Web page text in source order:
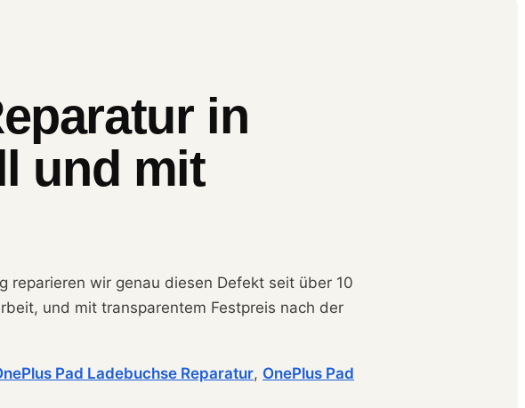
in
und mit
reparieren wir genau diesen Defekt seit über 10
und mit transparentem Festpreis nach der
Pad Ladebuchse Reparatur, OnePlus Pad